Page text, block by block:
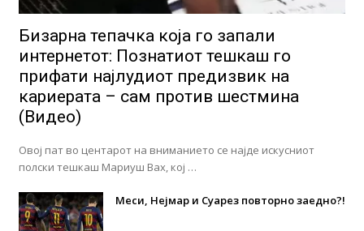
Бизарна тепачка која го запали
интернетот: Познатиот тешкаш го
прифати најлудиот предизвик на
кариерата – сам против шестмина
(Видео)
Овој пат во центарот на вниманието се најде искусниот
полски тешкаш Мариуш Вах, кој …
Меси, Нејмар и Суарез повторно заедно?!